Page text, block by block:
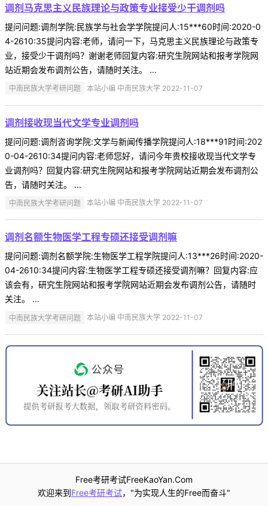
调剂马克思主义民族理论与政策专业接受少干调剂吗
提问问题:调剂学院:民族学与社会学学院提问人:15***60时间:2020-0
4-2610:35提问内容:老师，请问一下，马克思主义民族理论与政策专
业，接受少干调剂吗？谢谢老师回复内容:研究生院网站和报考学院网
站近期会发布调剂公告，请随时关注。 ...
中南民族大学考研问题 本站小编 中南民族大学 2022-11-07
调剂接收现当代文学专业调剂吗
提问问题:调剂咨询学院:文学与新闻传播学院提问人:18***91时间:202
0-04-2610:34提问内容:老师您好，请问今年贵校接收现当代文学专
业调剂吗？回复内容:研究生院网站和报考学院网站近期会发布调剂公
告，请随时关注。 ...
中南民族大学考研问题 本站小编 中南民族大学 2022-11-07
调剂名额生物医学工程专硕还接受调剂嘛
提问问题:调剂名额学院:生物医学工程学院提问人:13***26时间:2020-
04-2610:34提问内容:生物医学工程专硕还接受调剂嘛？回复内容:应
该会有，研究生院网站和报考学院网站近期会发布调剂公告，请随时
关注。 ...
中南民族大学考研问题 本站小编 中南民族大学 2022-11-07
Free考研考试FreeKaoYan.Com
欢迎来到Free考研考试，"为实现人生的Free而奋斗"